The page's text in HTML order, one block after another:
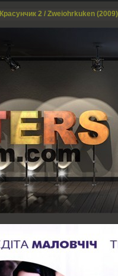
Красунчик 2 / Zweiohrkuken (2009)